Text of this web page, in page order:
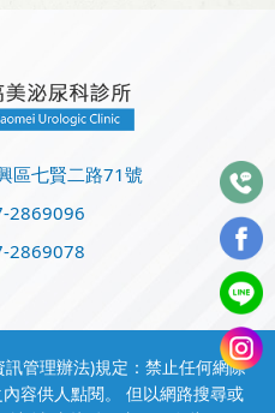
區七賢二路71號
2869096
2869078
管理辦法)規定：禁止任何網際
容供人點閱。 但以網路搜尋或